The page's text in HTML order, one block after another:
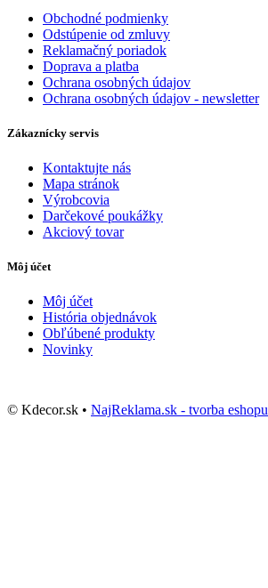
Obchodné podmienky
Odstúpenie od zmluvy
Reklamačný poriadok
Doprava a platba
Ochrana osobných údajov
Ochrana osobných údajov - newsletter
Zákaznícky servis
Kontaktujte nás
Mapa stránok
Výrobcovia
Darčekové poukážky
Akciový tovar
Môj účet
Môj účet
História objednávok
Obľúbené produkty
Novinky
© Kdecor.sk • NajReklama.sk - tvorba eshopu